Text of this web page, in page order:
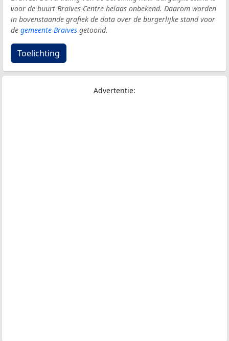
voor de buurt Braives-Centre helaas onbekend. Daarom worden
in bovenstaande grafiek de data over de burgerlijke stand voor
de gemeente Braives getoond.
Toelichting
Advertentie: